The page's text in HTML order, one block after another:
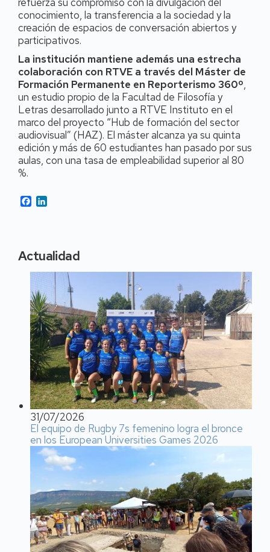
conocimiento, la transferencia a la sociedad y la
creación de espacios de conversación abiertos y
participativos.
La institución mantiene además una estrecha
colaboración con RTVE a través del Máster de
Formación Permanente en Reporterismo 360º,
un estudio propio de la Facultad de Filosofía y
Letras desarrollado junto a RTVE Instituto en el
marco del proyecto “Hub de formación del sector
audiovisual” (HAZ). El máster alcanza ya su quinta
edición y más de 60 estudiantes han pasado por sus
aulas, con una tasa de empleabilidad superior al 80
%.
Facebook
Actualidad
31/07/2026
El equipo de Rugby 7s femenino logra el bronce
en los European Universities Games 2026